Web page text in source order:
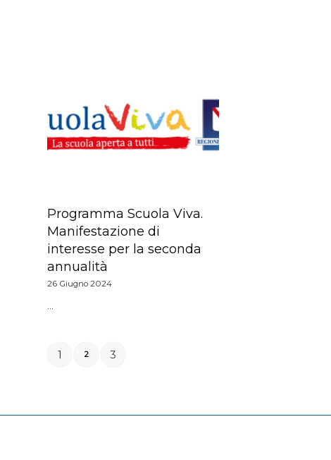
Programma Scuola Viva.
Manifestazione di
interesse per la seconda
annualità
26 Giugno 2024
1 2 3